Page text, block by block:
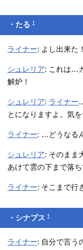
・たる†
ライナー: よし出来た
シュレリア: これは…
解炉！
シュレリア: ライナー
とになりますよ。気を
ライナー: …どうなる
シュレリア: そのまま
あけて雲の下まで落ち
ライナー: そこまで行
・シナプス†
ライナー: 自分で言う